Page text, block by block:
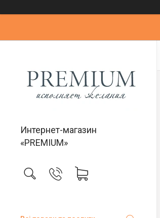
Интернет-магазин
«PREMIUM»